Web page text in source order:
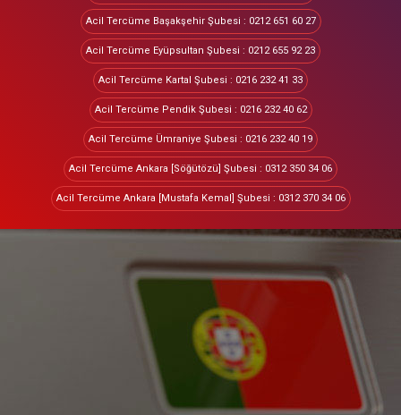
Acil Tercüme Başakşehir Şubesi : 0212 651 60 27
Acil Tercüme Eyüpsultan Şubesi : 0212 655 92 23
Acil Tercüme Kartal Şubesi : 0216 232 41 33
Acil Tercüme Pendik Şubesi : 0216 232 40 62
Acil Tercüme Ümraniye Şubesi : 0216 232 40 19
Acil Tercüme Ankara [Söğütözü] Şubesi : 0312 350 34 06
Acil Tercüme Ankara [Mustafa Kemal] Şubesi : 0312 370 34 06